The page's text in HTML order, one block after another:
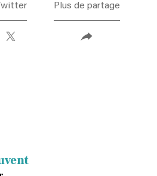
Plus de partage